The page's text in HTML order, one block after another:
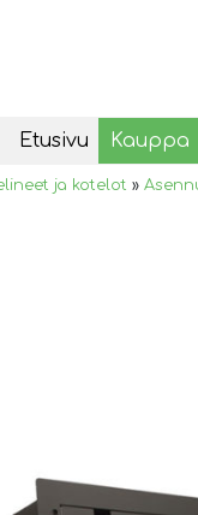
Etusivu Kauppa
ja kotelot »